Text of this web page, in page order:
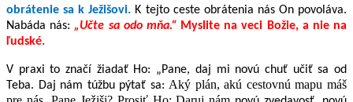
obrátenie sa k Ježišovi. K tejto ceste obrátenia nás On povoláva.
Nabáda nás: „Učte sa odo mňa.“ Myslite na veci Božie, a nie na
ľudské.
V praxi to značí žiadať Ho: „Pane, daj mi novú chuť učiť sa od
Teba. Daj nám túžbu pýtať sa:Aký plán, akú cestovnú mapu máš